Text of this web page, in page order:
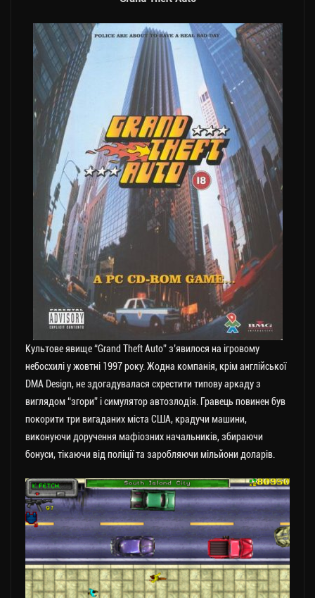
Культове явище “Grand Theft Auto” з’явилося на ігровому
небосхилі у жовтні 1997 року. Жодна компанія, крім англійської
DMA Design, не здогадувалася схрестити типову аркаду з
виглядом “згори” і симулятор автозлодія. Гравець повинен був
покорити три вигаданих міста США, крадучи машини,
виконуючи доручення мафіозних начальників, збираючи
бонуси, тікаючи від поліції та заробляючи мільйони доларів.